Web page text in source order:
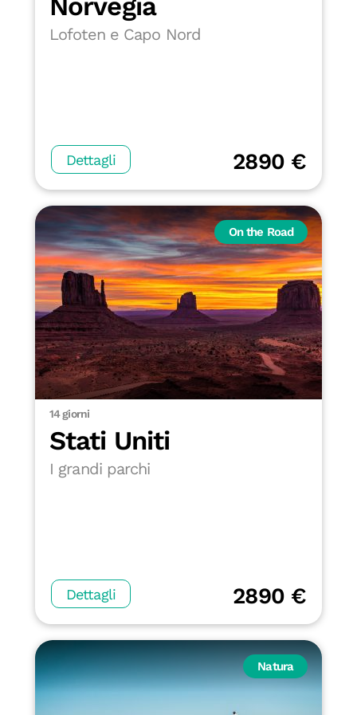
Lofoten e Capo Nord
Dettagli 2890 €
On the Road
14 giorni
Stati Uniti
I grandi parchi
Dettagli 2890 €
Natura